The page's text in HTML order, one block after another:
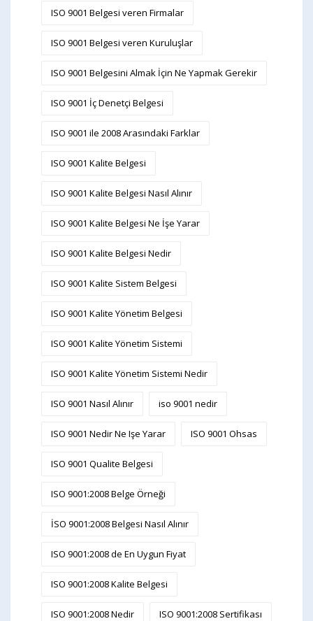
ISO 9001 Belgesi veren Firmalar
ISO 9001 Belgesi veren Kuruluşlar
ISO 9001 Belgesini Almak İçin Ne Yapmak Gerekir
ISO 9001 İç Denetçi Belgesi
ISO 9001 ile 2008 Arasındaki Farklar
ISO 9001 Kalite Belgesi
ISO 9001 Kalite Belgesi Nasıl Alınır
ISO 9001 Kalite Belgesi Ne İşe Yarar
ISO 9001 Kalite Belgesi Nedir
ISO 9001 Kalite Sistem Belgesi
ISO 9001 Kalite Yönetim Belgesi
ISO 9001 Kalite Yönetim Sistemi
ISO 9001 Kalite Yönetim Sistemi Nedir
ISO 9001 Nasıl Alınır iso 9001 nedir
ISO 9001 Nedir Ne Işe Yarar ISO 9001 Ohsas
ISO 9001 Qualite Belgesi
ISO 9001:2008 Belge Örneği
İSO 9001:2008 Belgesi Nasıl Alınır
ISO 9001:2008 de En Uygun Fiyat
ISO 9001:2008 Kalite Belgesi
ISO 9001:2008 Nedir ISO 9001:2008 Sertifikası